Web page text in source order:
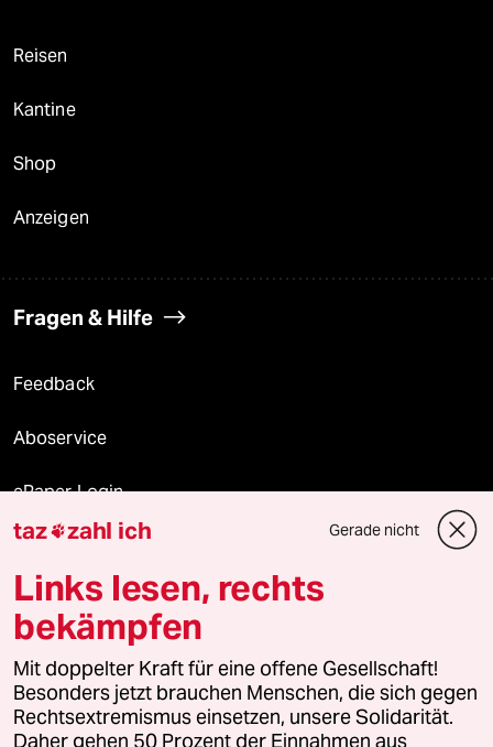
Reisen
Kantine
Shop
Anzeigen
Fragen & Hilfe
Feedback
Aboservice
ePaper Login
Downloads für Abonnierende
© 2026 taz Verlags und Vertriebs GmbH
Alle Rechte vorbehalten. Bei rechtlichen Fragen oder für Genehmigungen
wenden Sie sich bitte an
lizenzen@taz.de
taz zahl ich Gerade nicht
Links lesen, rechts
bekämpfen
Mit doppelter Kraft für eine offene Gesellschaft!
Besonders jetzt brauchen Menschen, die sich gegen
Rechtsextremismus einsetzen, unsere Solidarität.
Daher gehen 50 Prozent der Einnahmen aus